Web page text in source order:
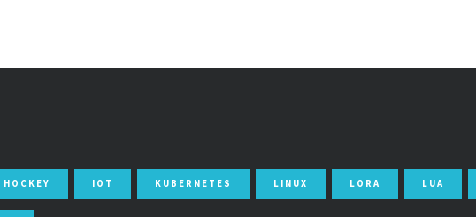
HOCKEY IOT KUBERNETES LINUX LORA LUA